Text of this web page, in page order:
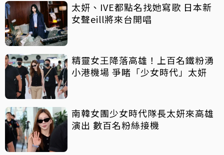
太妍、IVE都點名找她寫歌 日本新
女聲eill將來台開唱
精靈女王降落高雄！上百名鐵粉湧
小港機場 爭睹「少女時代」太妍
南韓女團少女時代隊長太妍來高雄
演出 數百名粉絲接機